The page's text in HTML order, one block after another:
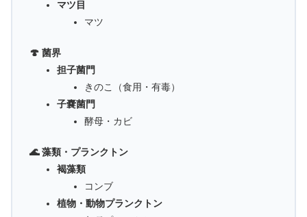
マツ目
マツ
🍄 菌界
担子菌門
きのこ（食用・有毒）
子嚢菌門
酵母・カビ
🌊 藻類・プランクトン
褐藻類
コンブ
植物・動物プランクトン